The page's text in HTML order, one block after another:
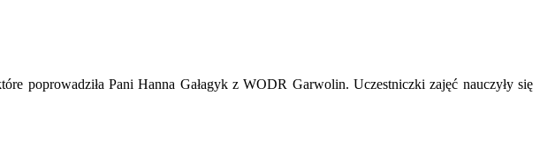
poprowadziła Pani Hanna Gałagyk z WODR Garwolin. Uczestniczki zajęć nauczyły się